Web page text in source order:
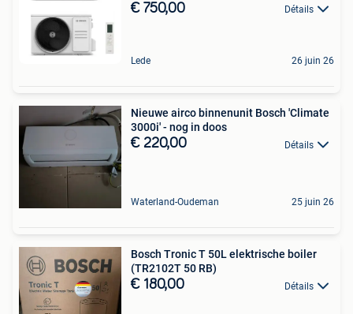
€ 750,00 Détails
Lede 26 juin 26
Nieuwe airco binnenunit Bosch 'Climate
3000i' - nog in doos
€ 220,00 Détails
Waterland-Oudeman 25 juin 26
Bosch Tronic T 50L elektrische boiler
(TR2102T 50 RB)
€ 180,00 Détails